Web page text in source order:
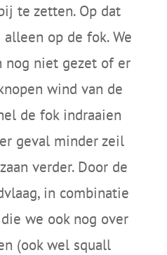
te zetten. Op dat
op de fok. We
nog niet gezet of er
wind van de
de fok indraaien
geval minder zeil
verder. Door de
in combinatie
we ook nog over
(ook wel squall